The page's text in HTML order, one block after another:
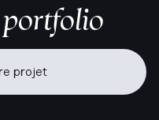
portfolio
projet